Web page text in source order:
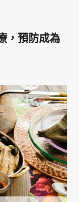
，預防成為